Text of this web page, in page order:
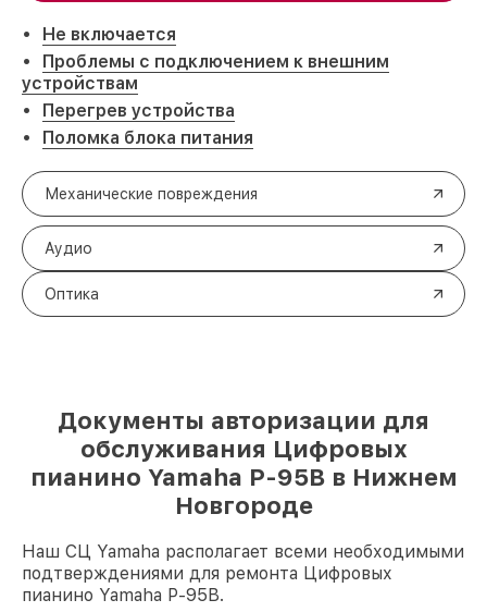
Не включается
Проблемы с подключением к внешним
устройствам
Перегрев устройства
Поломка блока питания
Механические повреждения
Аудио
Оптика
Документы авторизации для
обслуживания Цифровых
пианино Yamaha P-95B в Нижнем
Новгороде
Наш СЦ Yamaha располагает всеми необходимыми
подтверждениями для ремонта Цифровых
пианино Yamaha P-95B.